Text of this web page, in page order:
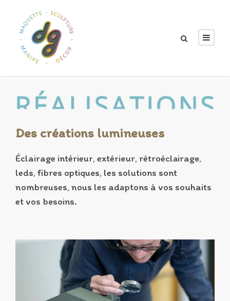
Des créations lumineuses
Éclairage intérieur, extérieur, rétroéclairage,
leds, fibres optiques, les solutions sont
nombreuses, nous les adaptons à vos souhaits
et vos besoins.